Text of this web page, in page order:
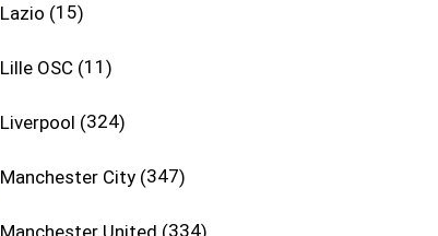
Lazio 15
Lille OSC 11
Liverpool 324
Manchester City 347
Manchester United 334